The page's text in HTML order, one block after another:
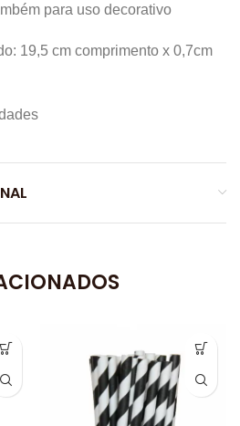
para uso decorativo
19,5 cm comprimento x 0,7cm